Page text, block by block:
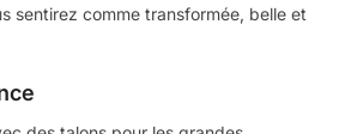
sentirez comme transformée, belle et